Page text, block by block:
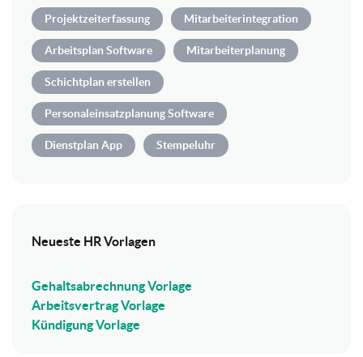
Projektzeiterfassung Mitarbeiterintegration
Arbeitsplan Software Mitarbeiterplanung
Schichtplan erstellen
Personaleinsatzplanung Software
Dienstplan App Stempeluhr
Neueste HR Vorlagen
Gehaltsabrechnung Vorlage
Arbeitsvertrag Vorlage
Kündigung Vorlage